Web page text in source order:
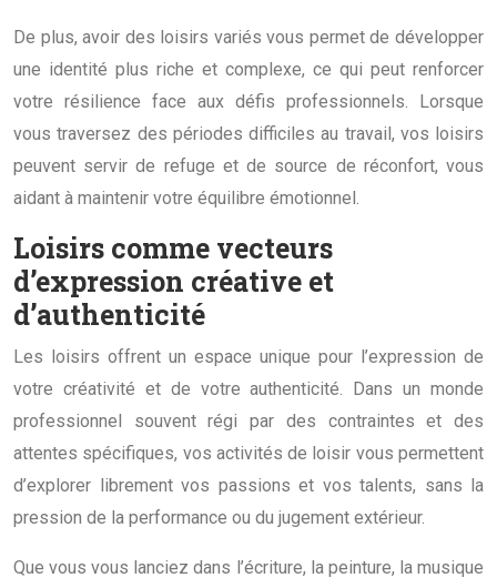
De plus, avoir des loisirs variés vous permet de développer
une identité plus riche et complexe, ce qui peut renforcer
votre résilience face aux défis professionnels. Lorsque
vous traversez des périodes difficiles au travail, vos loisirs
peuvent servir de refuge et de source de réconfort, vous
aidant à maintenir votre équilibre émotionnel.
Loisirs comme vecteurs
d’expression créative et
d’authenticité
Les loisirs offrent un espace unique pour l’expression de
votre créativité et de votre authenticité. Dans un monde
professionnel souvent régi par des contraintes et des
attentes spécifiques, vos activités de loisir vous permettent
d’explorer librement vos passions et vos talents, sans la
pression de la performance ou du jugement extérieur.
Que vous vous lanciez dans l’écriture, la peinture, la musique